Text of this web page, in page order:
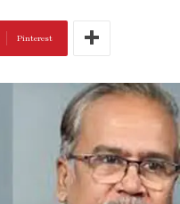
Pinterest